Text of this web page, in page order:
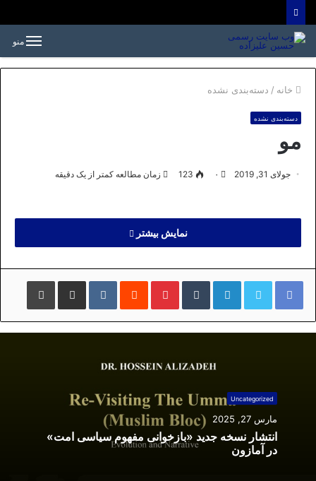
منو
خانه / دسته‌بندی نشده
دسته‌بندی نشده
مو
جولای 31, 2019 ۰ 123 زمان مطالعه کمتر از یک دقیقه
نمایش بیشتر
لینکداینتامبلر پینتریستReddit
VKontakte
اشتراک گذاری با ایمیل چاپ
Uncategorized
مارس 27, 2025
انتشار نسخه جدید «بازخوانی مفهوم سیاسی امت»
در آمازون